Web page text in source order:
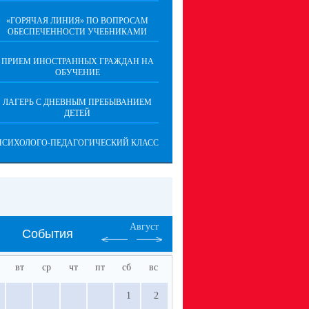
«ГОРЯЧАЯ ЛИНИЯ» ПО ВОПРОСАМ
ОБЕСПЕЧЕННОСТИ УЧЕБНИКАМИ
ПРИЕМ ИНОСТРАННЫХ ГРАЖДАН НА
ОБУЧЕНИЕ
ЛАГЕРЬ С ДНЕВНЫМ ПРЕБЫВАНИЕМ
ДЕТЕЙ
ПЕДАГОГИЧЕСКИЙ КЛАСС
События
Август
вт ср чт пт сб вс
1 2